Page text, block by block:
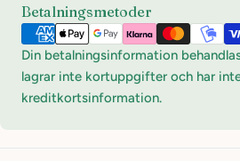
Betalningsmetoder
Betalningsmetoder
Din betalningsinformation
lagrar inte kortuppgifter och har
kreditkortsinformation.